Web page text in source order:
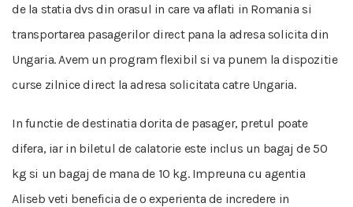
de la statia dvs din orasul in care va aflati in Romania si
transportarea pasagerilor direct pana la adresa solicita din
Ungaria. Avem un program flexibil si va punem la dispozitie
curse zilnice direct la adresa solicitata catre Ungaria.
In functie de destinatia dorita de pasager, pretul poate
difera, iar in biletul de calatorie este inclus un bagaj de 50
kg si un bagaj de mana de 10 kg. Impreuna cu agentia
Aliseb veti beneficia de o experienta de incredere in